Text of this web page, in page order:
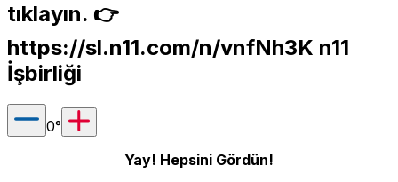
tıklayın. 👉
https://sl.n11.com/n/vnfNh3K n11
İşbirliği
0°
Yay! Hepsini Gördün!